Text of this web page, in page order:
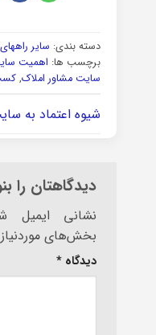
دسته بندی: سایر
برچسب ها: اهمیت
سایت مشاور املاک,
شیوه اعتماد به
دیدگاهتان را
نشانی ایمیل
بخش‌های
دیدگاه *